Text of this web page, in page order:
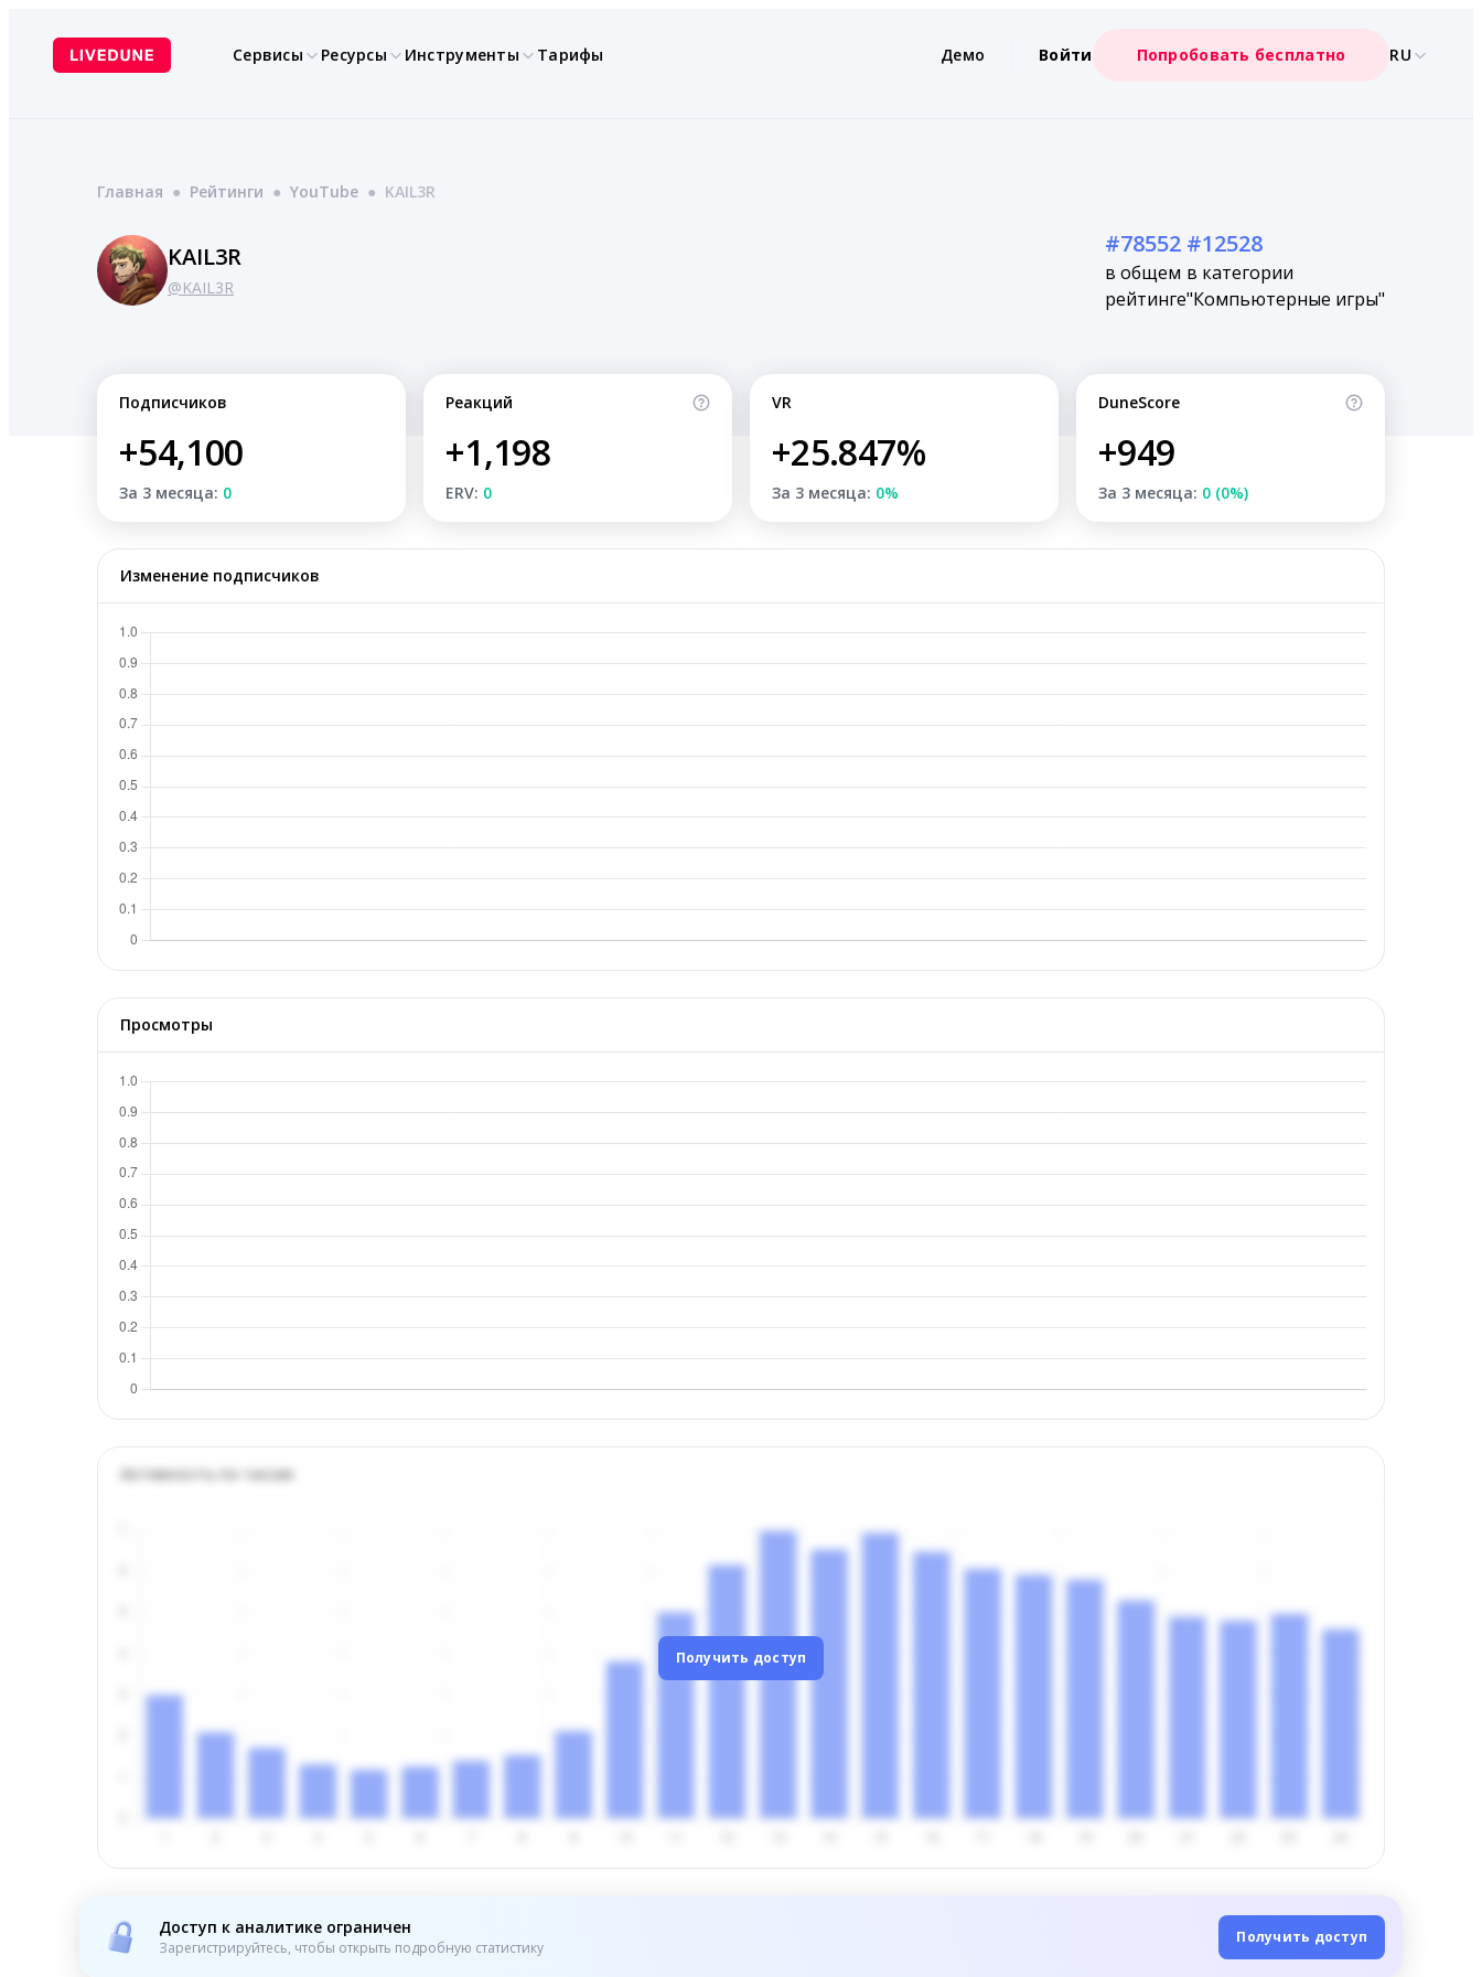
содержимому
Сервисы Ресурсы Инструменты Тарифы Демо Войти Попробовать бесплатно RU
Главная ● Рейтинги ● YouTube ● KAIL3R
KAIL3R
@KAIL3R
#78552
в общем
рейтинге
#12528
в категории
"Компьютерные игры"
Подписчиков
+54,100
За 3 месяца: 0
Реакций
+1,198
ERV: 0
VR
+25.847%
За 3 месяца: 0%
DuneScore
+949
За 3 месяца: 0 (0%)
Изменение подписчиков
Просмотры
Активность по часам
Получить доступ
Доступ к аналитике ограничен
Зарегистрируйтесь, чтобы открыть подробную статистику
Получить доступ